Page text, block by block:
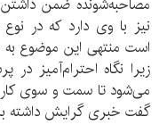
نیز با وی دارد که در
است منتهی این موضوع
زیرا نگاه احترام‌آمیز
می‌شود تا سمت و سوی
گفت خبری گرایش داشته